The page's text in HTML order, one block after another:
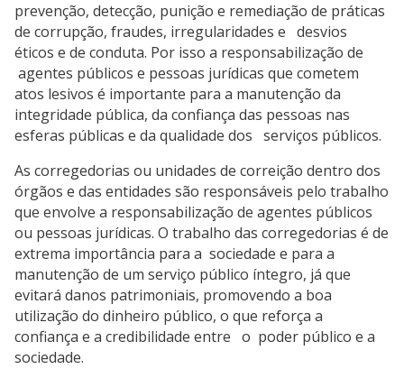
prevenção, detecção, punição e remediação de práticas
de corrupção, fraudes, irregularidades e desvios
éticos e de conduta. Por isso a responsabilização de
agentes públicos e pessoas jurídicas que cometem
atos lesivos é importante para a manutenção da
integridade pública, da confiança das pessoas nas
esferas públicas e da qualidade dos serviços públicos.
As corregedorias ou unidades de correição dentro dos
órgãos e das entidades são responsáveis pelo trabalho
que envolve a responsabilização de agentes públicos
ou pessoas jurídicas. O trabalho das corregedorias é de
extrema importância para a sociedade e para a
manutenção de um serviço público íntegro, já que
evitará danos patrimoniais, promovendo a boa
utilização do dinheiro público, o que reforça a
confiança e a credibilidade entre o poder público e a
sociedade.